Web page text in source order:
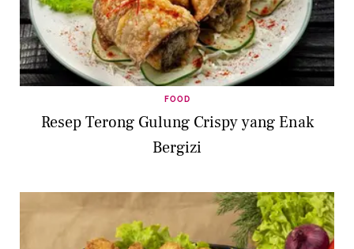
FOOD
Resep Terong Gulung Crispy yang Enak
Bergizi